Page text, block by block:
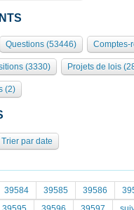
Questions (53446) Comptes-
(3330) Projets de lois
(2)
Trier par date
39584 39585 39586